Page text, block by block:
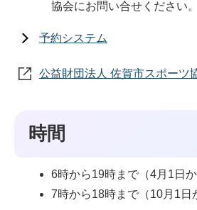
協会にお問い合せください。
予約システム
公益財団法人 佐賀市スポーツ
時間
6時から19時まで（4月1日
7時から18時まで（10月1日